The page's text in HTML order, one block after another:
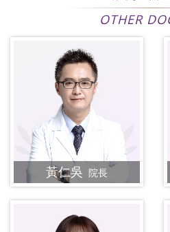
OTHER
黃仁吳 院長